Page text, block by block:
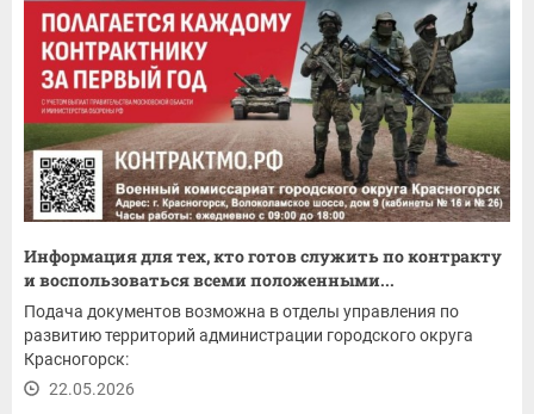
Информация для тех, кто готов служить по контракту
и воспользоваться всеми положенными...
Подача документов возможна в отделы управления по
развитию территорий администрации городского округа
Красногорск:
22.05.2026